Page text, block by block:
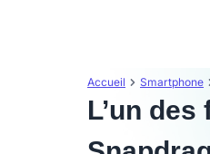
Accueil Smartphone
L’un